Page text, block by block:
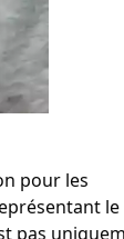
pour les
le
pas